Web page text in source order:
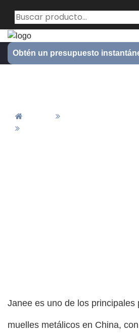
Obtén un presupuesto
Janee es uno de los principales
muelles metálicos en China,